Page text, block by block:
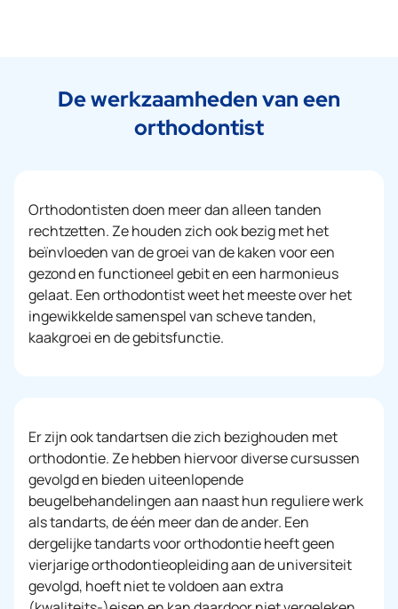
De werkzaamheden van een
orthodontist
Orthodontisten doen meer dan alleen tanden
rechtzetten. Ze houden zich ook bezig met het
beïnvloeden van de groei van de kaken voor een
gezond en functioneel gebit en een harmonieus
gelaat. Een orthodontist weet het meeste over het
ingewikkelde samenspel van scheve tanden,
kaakgroei en de gebitsfunctie.
Er zijn ook tandartsen die zich bezighouden met
orthodontie. Ze hebben hiervoor diverse cursussen
gevolgd en bieden uiteenlopende
beugelbehandelingen aan naast hun reguliere werk
als tandarts, de één meer dan de ander. Een
dergelijke tandarts voor orthodontie heeft geen
vierjarige orthodontieopleiding aan de universiteit
gevolgd, hoeft niet te voldoen aan extra